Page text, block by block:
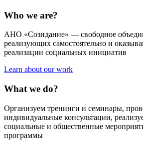
Who we are?
АНО «Созидание» — свободное
реализующих самостоятельно и
реализации социальных инициатив
Learn about our work
What we do?
Организуем тренинги и семинары,
индивидуальные консультации,
социальные и общественные
программы